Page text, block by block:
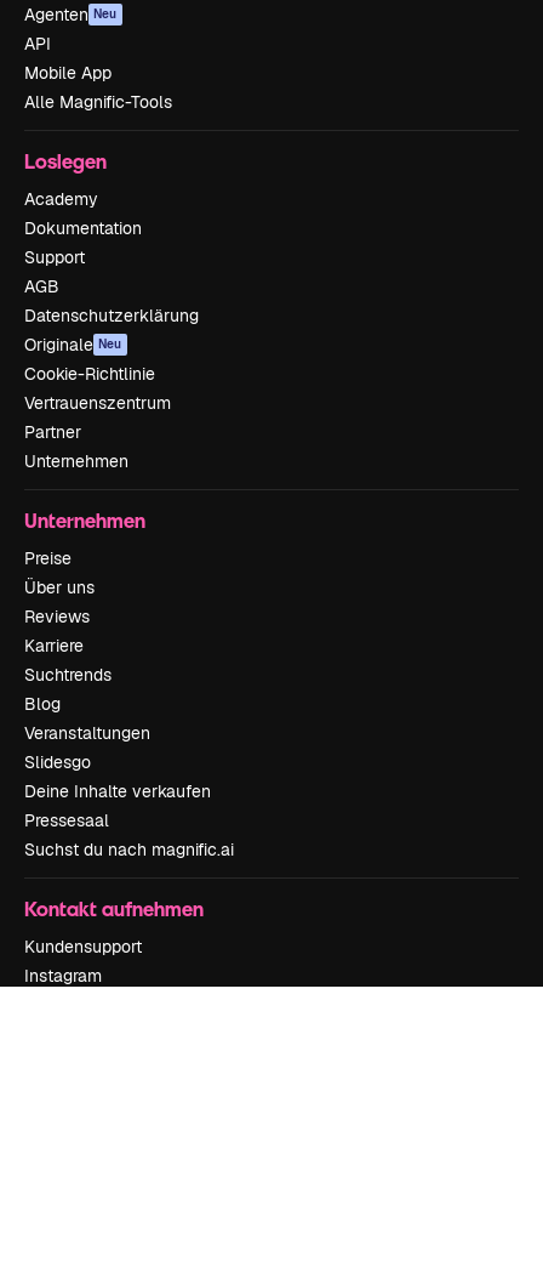
Agenten Neu
API
Mobile App
Alle Magnific-Tools
Loslegen
Academy
Dokumentation
Support
AGB
Datenschutzerklärung
Originale Neu
Cookie-Richtlinie
Vertrauenszentrum
Partner
Unternehmen
Unternehmen
Preise
Über uns
Reviews
Karriere
Suchtrends
Blog
Veranstaltungen
Slidesgo
Deine Inhalte verkaufen
Pressesaal
Suchst du nach magnific.ai
Kontakt aufnehmen
Kundensupport
Instagram